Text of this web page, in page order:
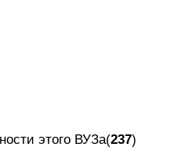
этого ВУЗа(237)